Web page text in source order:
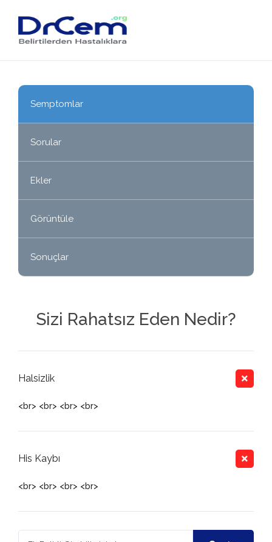
Semptomlar
Sorular
Ekler
Görüntüle
Sonuçlar
Sizi Rahatsız Eden Nedir?
Halsizlik
<br> <br> <br> <br>
His Kaybı
<br> <br> <br> <br>